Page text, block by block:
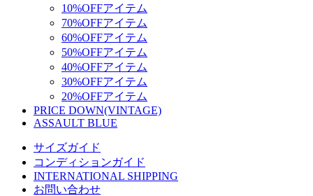
10%OFFアイテム
70%OFFアイテム
60%OFFアイテム
50%OFFアイテム
40%OFFアイテム
30%OFFアイテム
20%OFFアイテム
PRICE DOWN(VINTAGE)
ASSAULT BLUE
サイズガイド
コンディションガイド
INTERNATIONAL SHIPPING
お問い合わせ